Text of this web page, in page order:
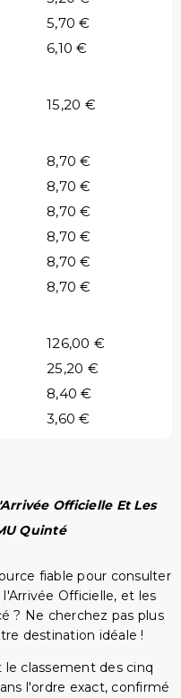
5,70 €
6,10 €
15,20 €
8,70 €
8,70 €
8,70 €
8,70 €
8,70 €
8,70 €
126,00 €
25,20 €
8,40 €
3,60 €
Officielle Et Les
Quinté
fiable pour consulter
Officielle, et les
? Ne cherchez pas plus
destination idéale !
classement des cinq
l'ordre exact, confirmé